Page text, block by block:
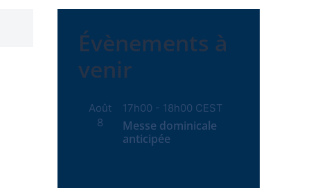
Évènements à
venir
Août
8
17h00 - 18h00 CEST
Messe dominicale
anticipée